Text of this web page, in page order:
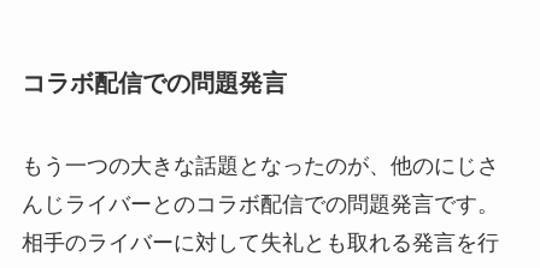
コラボ配信での問題発言
もう一つの大きな話題となったのが、他のにじさ
んじライバーとのコラボ配信での問題発言です。
相手のライバーに対して失礼とも取れる発言を行